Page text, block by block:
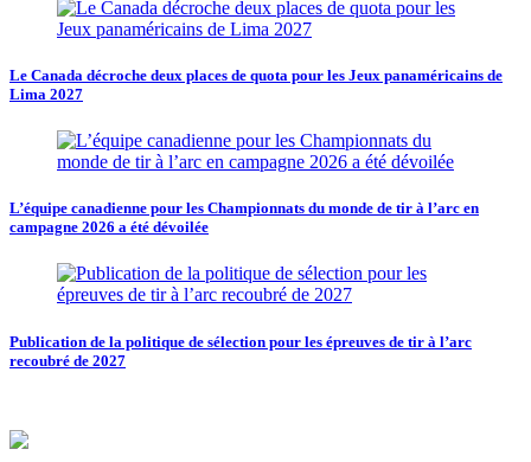
Le Canada décroche deux places de quota pour les Jeux panaméricains de
Lima 2027
L’équipe canadienne pour les Championnats du monde de tir à l’arc en
campagne 2026 a été dévoilée
Publication de la politique de sélection pour les épreuves de tir à l’arc
recoubré de 2027